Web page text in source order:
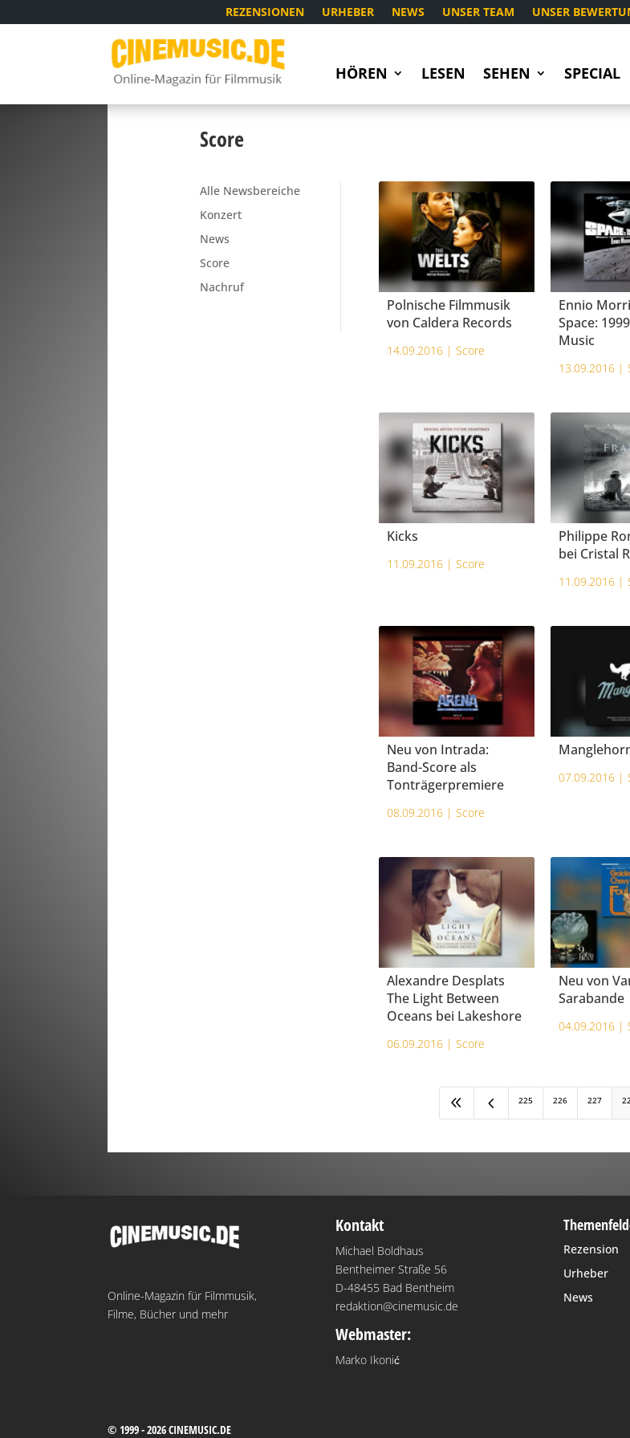
REZENSIONEN URHEBER NEWS UNSER TEAM UNSER
HÖREN LESEN SEHEN SPECIAL
Score
Alle Newsbereiche
Konzert
News
Score
Nachruf
Polnische Filmmusik
von Caldera Records
14.09.2016 | Score
Ennio
Space:
Music
13.09.2016 |
Kicks
11.09.2016 | Score
Philippe
bei Cristal
11.09.2016 |
Neu von Intrada:
Band-Score als
Tonträgerpremiere
08.09.2016 | Score
07.09.2016 |
Alexandre Desplats
The Light Between
Oceans bei Lakeshore
06.09.2016 | Score
Neu von
Sarabande
04.09.2016 |
8 4 225 226 227
Online-Magazin für Filmmusik,
Filme, Bücher und mehr
Kontakt
Michael Boldhaus
Bentheimer Straße 56
D-48455 Bad Bentheim
redaktion@cinemusic.de
Webmaster:
Marko Ikonić
Rezension
Urheber
News
© 1999 - 2026 CINEMUSIC.DE